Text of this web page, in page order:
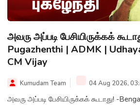
அவரு அப்படி பேசியிருக்கக்
Pugazhenthi | ADMK |
CM Vijay
Kumudam Team 04 Aug 2026,
அவரு அப்படி பேசியிருக்கக் கூடாது! -